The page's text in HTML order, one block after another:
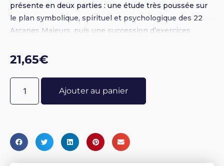
présente en deux parties : une étude très poussée sur
le plan symbolique, spirituel et psychologique des 22
Arcanes Majeurs, puis une succession d’exercices
chacun d’apprendre à interpréter tous les tirages
possibles. Broché 15,5 x 25 - Illustrations N&B - 310
pages
21,65€
Ajouter au panier